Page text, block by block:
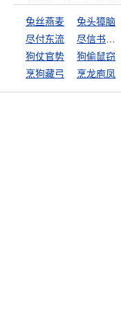
兔丝燕麦 兔头獐脑
尽付东流
狗仗官势
狗偷鼠窃
烹狗藏弓
烹龙庖凤